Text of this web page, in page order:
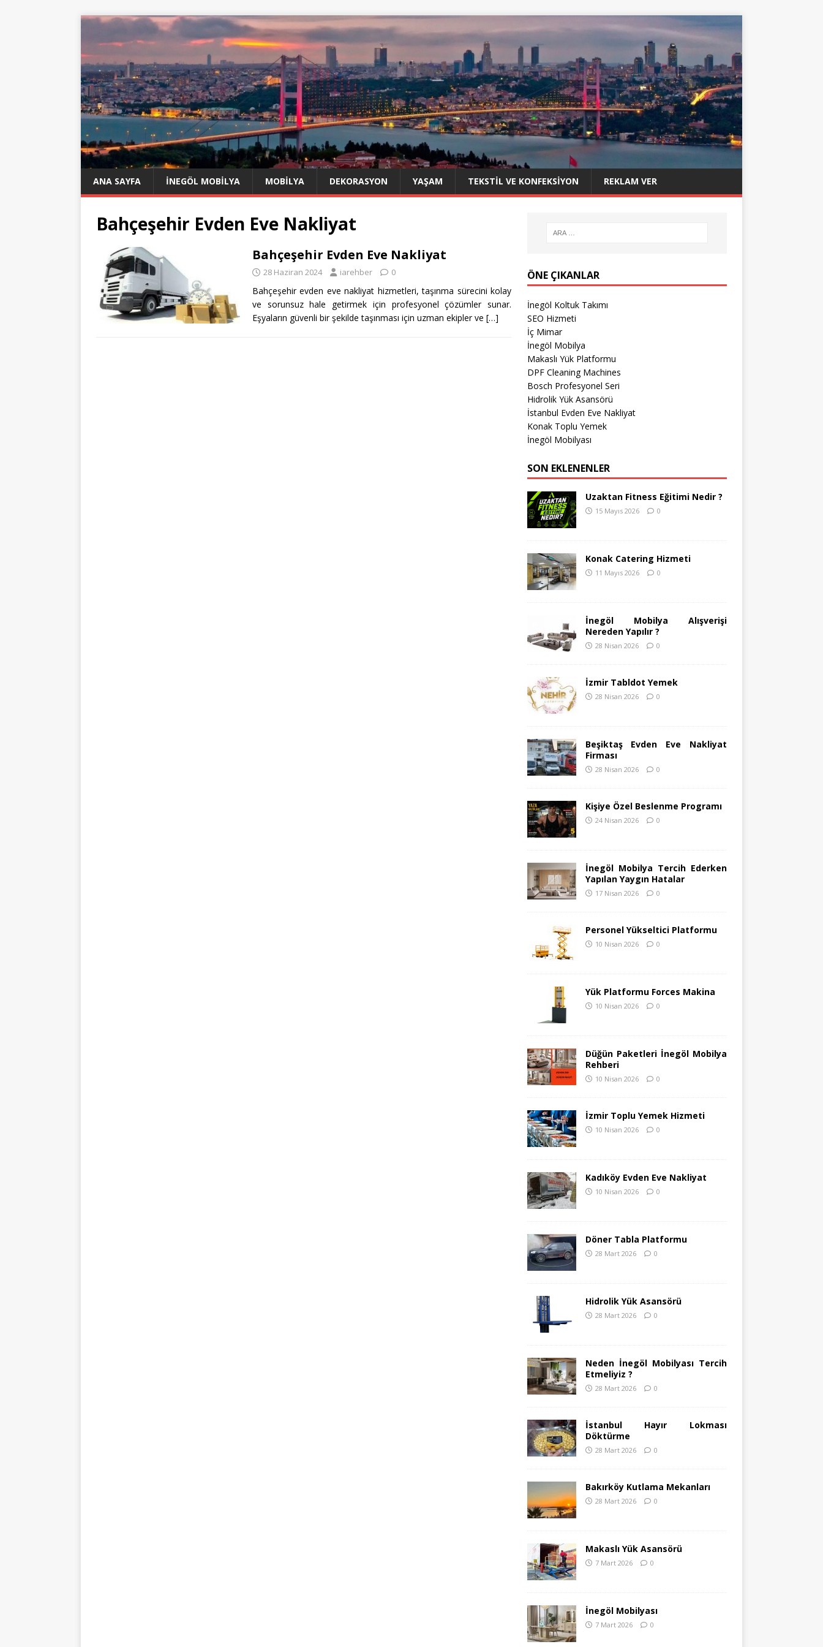
ANA SAYFA İNEGÖL MOBILYA MOBILYA DEKORASYON YAŞAM TEKSTIL VE KONFEKSIYON REKLAM VER
Bahçeşehir Evden Eve Nakliyat
Bahçeşehir Evden Eve Nakliyat
28 Haziran 2024 iarehber 0
Bahçeşehir evden eve nakliyat hizmetleri, taşınma sürecini kolay
ve sorunsuz hale getirmek için profesyonel çözümler sunar.
Eşyaların güvenli bir şekilde taşınması için uzman ekipler ve […]
ÖNE ÇIKANLAR
İnegöl Koltuk Takımı
SEO Hizmeti
İç Mimar
İnegöl Mobilya
Makaslı Yük Platformu
DPF Cleaning Machines
Bosch Profesyonel Seri
Hidrolik Yük Asansörü
İstanbul Evden Eve Nakliyat
Konak Toplu Yemek
İnegöl Mobilyası
SON EKLENENLER
Uzaktan Fitness Eğitimi Nedir ?
15 Mayıs 2026 0
Konak Catering Hizmeti
11 Mayıs 2026 0
İnegöl Mobilya Alışverişi
Nereden Yapılır ?
28 Nisan 2026 0
İzmir Tabldot Yemek
28 Nisan 2026 0
Beşiktaş Evden Eve Nakliyat
Firması
28 Nisan 2026 0
Kişiye Özel Beslenme Programı
24 Nisan 2026 0
İnegöl Mobilya Tercih Ederken
Yapılan Yaygın Hatalar
17 Nisan 2026 0
Personel Yükseltici Platformu
10 Nisan 2026 0
Yük Platformu Forces Makina
10 Nisan 2026 0
Düğün Paketleri İnegöl Mobilya
Rehberi
10 Nisan 2026 0
İzmir Toplu Yemek Hizmeti
10 Nisan 2026 0
Kadıköy Evden Eve Nakliyat
10 Nisan 2026 0
Döner Tabla Platformu
28 Mart 2026 0
Hidrolik Yük Asansörü
28 Mart 2026 0
Neden İnegöl Mobilyası Tercih
Etmeliyiz ?
28 Mart 2026 0
İstanbul Hayır Lokması
Döktürme
28 Mart 2026 0
Bakırköy Kutlama Mekanları
28 Mart 2026 0
Makaslı Yük Asansörü
7 Mart 2026 0
İnegöl Mobilyası
7 Mart 2026 0